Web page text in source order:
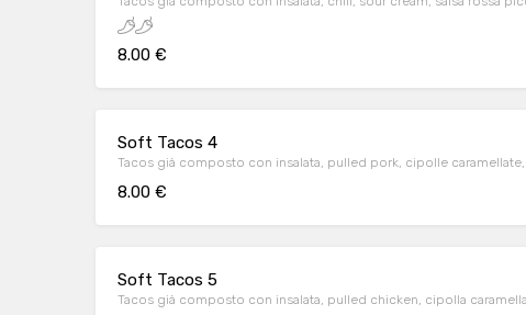
8.00 €
Soft Tacos 4
Tacos già composto con insalata, pulled pork, cipolle
8.00 €
Soft Tacos 5
Tacos già composto con insalata, pulled chicken, cipolla